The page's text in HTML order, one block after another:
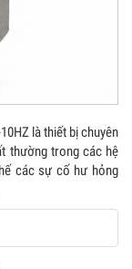
là thiết bị chuyên
thường trong các hệ
các sự cố hư hỏng